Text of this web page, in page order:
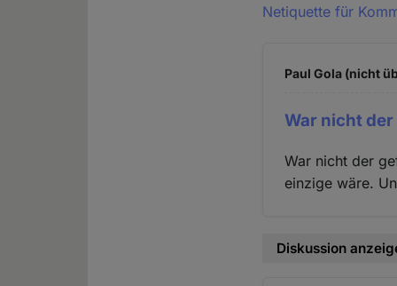
Netiquette für
Paul Gola (nicht
War nicht
War nicht der
einzige wäre.
Diskussion